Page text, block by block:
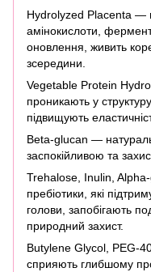
Hydrolyzed Placenta —
амінокислоти,
оновлення, живить
зсередини.
Vegetable Protein
проникають у
підвищують
Beta-glucan —
заспокійливою та
Trehalose, Inulin,
пребіотики, які
голови, запобігають
природний захист.
Butylene Glycol, PEG-
сприяють глибшому